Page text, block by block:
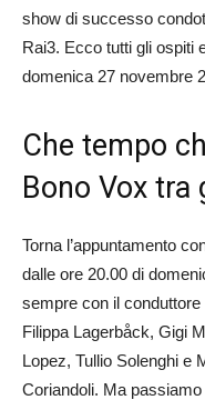
show di successo
Rai3. Ecco tutti gli ospiti
domenica 27 novembre
Che tempo
Bono Vox tra
Torna l’appuntamento
dalle ore 20.00 di
sempre con il
Filippa Lagerbåck, Gigi
Lopez, Tullio Solenghi e
Coriandoli. Ma